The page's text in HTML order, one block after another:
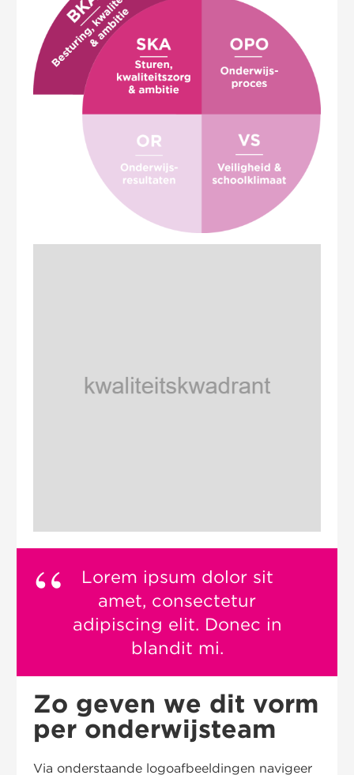
Lorem ipsum dolor sit
amet, consectetur
adipiscing elit. Donec in
blandit mi.
Zo geven we dit vorm
per onderwijsteam
Via onderstaande logoafbeeldingen navigeer